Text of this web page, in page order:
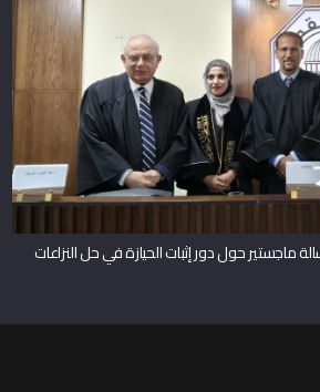
ماجستير حول دور إثبات الحيازة في حل النزاعات